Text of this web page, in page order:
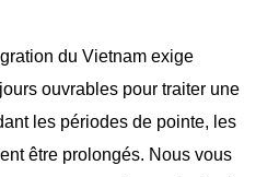
du Vietnam exige
ouvrables pour traiter une
les périodes de pointe, les
être prolongés. Nous vous